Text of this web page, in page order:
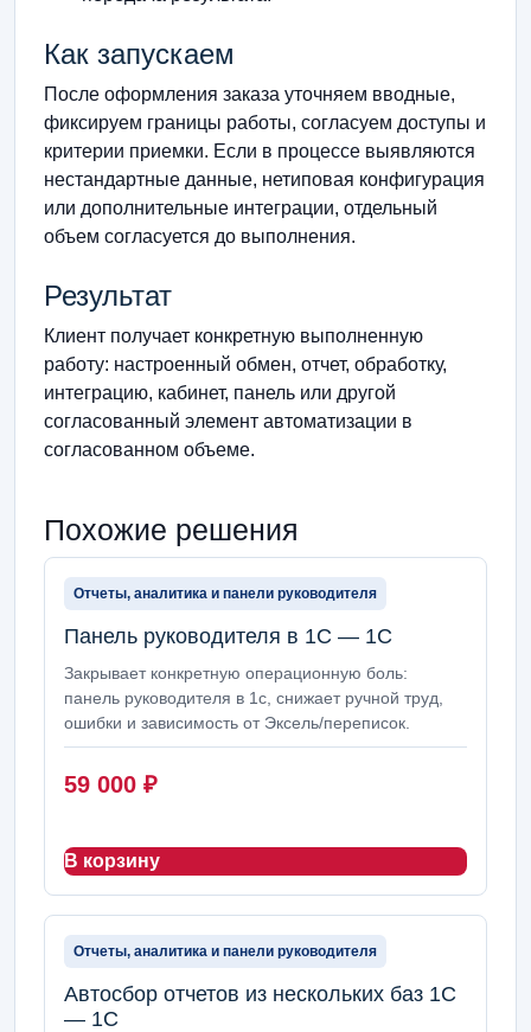
Как запускаем
После оформления заказа уточняем вводные,
фиксируем границы работы, согласуем доступы и
критерии приемки. Если в процессе выявляются
нестандартные данные, нетиповая конфигурация
или дополнительные интеграции, отдельный
объем согласуется до выполнения.
Результат
Клиент получает конкретную выполненную
работу: настроенный обмен, отчет, обработку,
интеграцию, кабинет, панель или другой
согласованный элемент автоматизации в
согласованном объеме.
Похожие решения
Отчеты, аналитика и панели руководителя
Панель руководителя в 1С — 1С
Закрывает конкретную операционную боль:
панель руководителя в 1с, снижает ручной труд,
ошибки и зависимость от Эксель/переписок.
59 000 ₽
В корзину
Отчеты, аналитика и панели руководителя
Автосбор отчетов из нескольких баз 1С
— 1С